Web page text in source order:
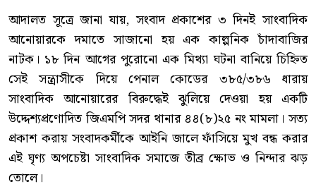
আদালত সূত্রে জানা যায়, সংবাদ প্রকাশের ৩ দিনই সাংবাদিক
আনোয়ারকে দমাতে সাজানো হয় এক কাল্পনিক চাঁদাবাজির
নাটক। ১৮ দিন আগের পুরোনো এক মিথ্যা ঘটনা বানিয়ে চিহ্নিত
সেই সন্ত্রাসীকে দিয়ে পেনাল কোডের ৩৮৫/৩৮৬ ধারায়
সাংবাদিক আনোয়ারের বিরুদ্ধেই ঝুলিয়ে দেওয়া হয় একটি
উদ্দেশ্যপ্রণোদিত জিএমপি সদর থানার ৪৪(৮)২৫ নং মামলা। সত্য
প্রকাশ করায় সংবাদকর্মীকে আইনি জালে ফাঁসিয়ে মুখ বন্ধ করার
এই ঘৃণ্য অপচেষ্টা সাংবাদিক সমাজে তীব্র ক্ষোভ ও নিন্দার ঝড়
তোলে।